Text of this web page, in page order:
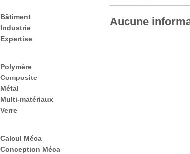
Bâtiment
Industrie
Expertise
Polymère
Composite
Métal
Multi-matériaux
Verre
Calcul Méca
Conception Méca
Aucune